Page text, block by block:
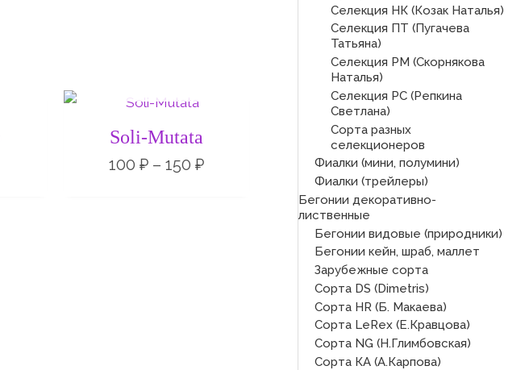
Soli-Mutata
100 ₽ – 150 ₽
–
150 ₽
Селекция НК (Козак Наталья)
Селекция ПТ (Пугачева
Татьяна)
Селекция РМ (Скорнякова
Наталья)
Селекция РС (Репкина
Светлана)
Сорта разных
селекционеров
Фиалки (мини, полумини)
Фиалки (трейлеры)
Бегонии декоративно-
лиственные
Бегонии видовые (природники)
Бегонии кейн, шраб, маллет
Зарубежные сорта
Сорта DS (Dimetris)
Сорта HR (Б. Макаева)
Сорта LeRex (Е.Кравцова)
Сорта NG (Н.Глимбовская)
Сорта КА (А.Карпова)